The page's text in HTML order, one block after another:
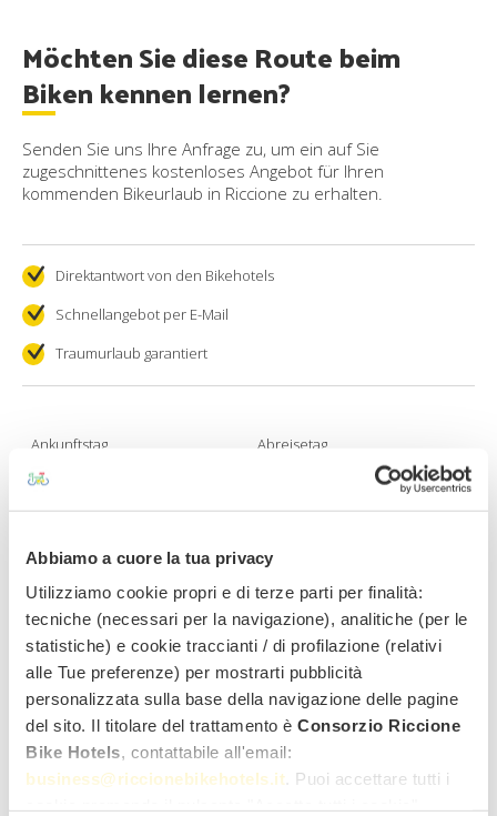
Abbiamo a cuore la tua privacy
Utilizziamo cookie propri e di terze parti per finalità:
tecniche (necessari per la navigazione), analitiche (per le
statistiche) e cookie traccianti / di profilazione (relativi
alle Tue preferenze) per mostrarti pubblicità
personalizzata sulla base della navigazione delle pagine
del sito. Il titolare del trattamento è Consorzio Riccione
Bike Hotels, contattabile all'email:
business@riccionebikehotels.it . Puoi accettare tutti i
Möchten Sie diese Route beim
Biken kennen lernen?
Senden Sie uns Ihre Anfrage zu, um ein auf Sie
zugeschnittenes kostenloses Angebot für Ihren
kommenden Bikeurlaub in Riccione zu erhalten.
Direktantwort von den Bikehotels
Schnellangebot per E-Mail
Traumurlaub garantiert
Ankunftstag Abreisetag
Möchten Sie ein Fahrrad anmieten?
Ja
Nein
Vorname
Zuname
E-mail Adresse Geschlecht